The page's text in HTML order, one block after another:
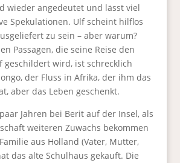
wieder angedeutet und lässt viel
Spekulationen. Ulf scheint hilflos
zu sein – aber warum?
Passagen, die seine Reise den
geschildert wird, ist schrecklich
der Fluss in Afrika, der ihm das
aber das Leben geschenkt.
Jahren bei Berit auf der Insel, als
weiteren Zuwachs bekommen
aus Holland (Vater, Mutter,
das alte Schulhaus gekauft. Die